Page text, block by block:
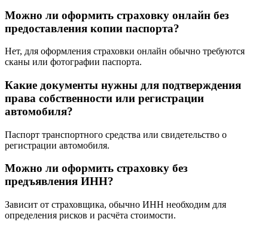
Можно ли оформить страховку онлайн без
предоставления копии паспорта?
Нет, для оформления страховки онлайн обычно требуются
сканы или фотографии паспорта.
Какие документы нужны для подтверждения
права собственности или регистрации
автомобиля?
Паспорт транспортного средства или свидетельство о
регистрации автомобиля.
Можно ли оформить страховку без
предъявления ИНН?
Зависит от страховщика, обычно ИНН необходим для
определения рисков и расчёта стоимости.